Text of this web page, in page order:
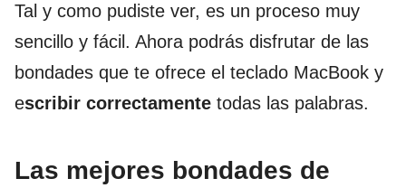
Tal y como pudiste ver, es un proceso muy
sencillo y fácil. Ahora podrás disfrutar de las
bondades que te ofrece el teclado MacBook y
escribir correctamente todas las palabras.
Las mejores bondades de